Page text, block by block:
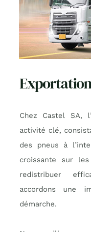
Exportation
Chez Castel SA,
activité clé,
des pneus à
croissante sur
redistribuer
accordons une
démarche.